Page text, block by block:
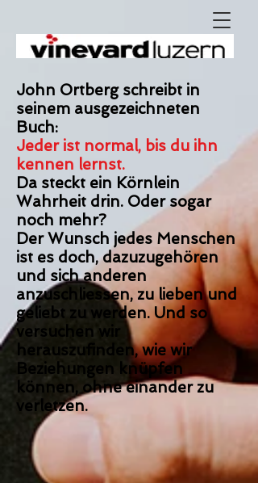
John Ortberg schreibt in
seinem ausgezeichneten
Buch:
Jeder ist normal, bis du ihn
kennen lernst.
Da steckt ein Körnlein
Wahrheit drin. Oder sogar
noch mehr?
Der Wunsch jedes Menschen
ist es doch, dazuzugehören
und sich anderen
anzuschliessen, zu lieben und
geliebt zu werden. Und so
versuchen wir
herauszufinden, wie wir
Beziehungen knüpfen
können, ohne einander zu
verletzen.